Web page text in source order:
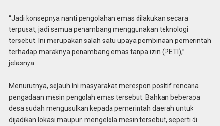
“Jadi konsepnya nanti pengolahan emas dilakukan secara
terpusat, jadi semua penambang menggunakan teknologi
tersebut. Ini merupakan salah satu upaya pembinaan pemerintah
terhadap maraknya penambang emas tanpa izin (PETI),”
jelasnya.
Menurutnya, sejauh ini masyarakat merespon positif rencana
pengadaan mesin pengolah emas tersebut. Bahkan beberapa
desa sudah mengusulkan kepada pemerintah daerah untuk
dijadikan lokasi maupun mengelola mesin tersebut, seperti di